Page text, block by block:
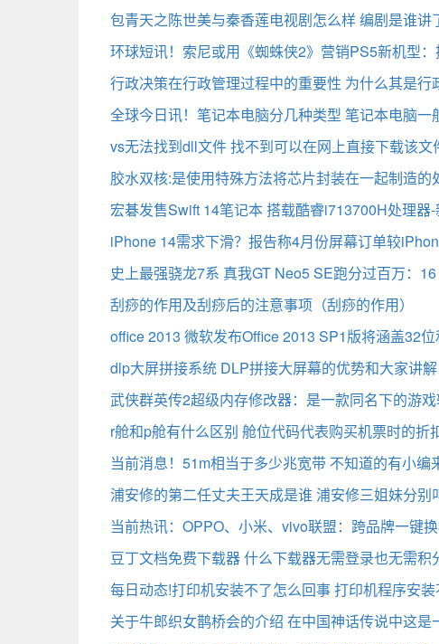
包青天之陈世美与秦香莲电视剧怎么样 编剧是谁讲
环球短讯！索尼或用《蜘蛛侠2》营销PS5新机型
行政决策在行政管理过程中的重要性 为什么其是行
全球今日讯！笔记本电脑分几种类型 笔记本电脑
vs无法找到dll文件 找不到可以在网上直接下载该文
胶水双核:是使用特殊方法将芯片封装在一起制造的
宏碁发售Swift 14笔记本 搭载酷睿i713700H处理器
iPhone 14需求下滑？报告称4月份屏幕订单较
史上最强骁龙7系 真我GT Neo5 SE跑分过百万：
刮痧的作用及刮痧后的注意事项（刮痧的作用）
office 2013 微软发布Office 2013 SP1版将涵盖32
dlp大屏拼接系统 DLP拼接大屏幕的优势和大家讲
武侠群英传2超级内存修改器：是一款同名下的游
r舱和p舱有什么区别 舱位代码代表购买机票时的折
当前消息！51m相当于多少兆宽带 不知道的有小编
浦安修的第二任丈夫王天成是谁 浦安修三姐妹分别
当前热讯：OPPO、小米、vivo联盟：跨品牌一键
豆丁文档免费下载器 什么下载器无需登录也无需积
每日动态!打印机安装不了怎么回事 打印机程序安
关于牛郎织女鹊桥会的介绍 在中国神话传说中这